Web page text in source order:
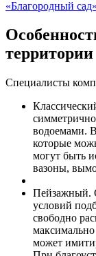
территории
Специалисты
водоемами.
которые
могут быть
вазоны,
Пейзажный.
условий
свободно
может